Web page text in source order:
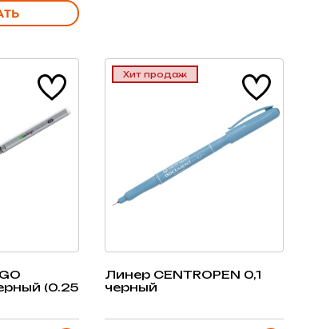
(0.25
Хит продаж
Линер CENTROPEN 0,1
черный